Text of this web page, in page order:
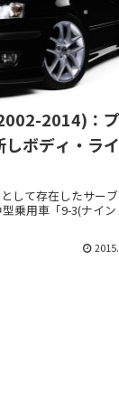
2014)：
しボディ・ラ
して存在したサー
乗用車「9-3(ナイン